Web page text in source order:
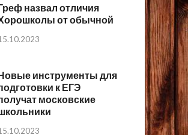
назвал отличия
от обычной
инструменты для
к ЕГЭ
московские